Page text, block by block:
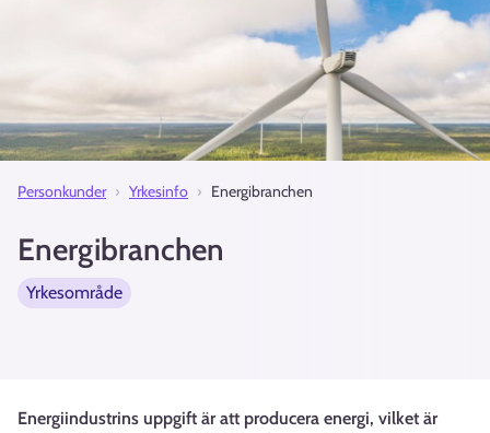
Personkunder Yrkesinfo Energibranchen
Energibranchen
Yrkesområde
Energiindustrins uppgift är att producera energi, vilket är